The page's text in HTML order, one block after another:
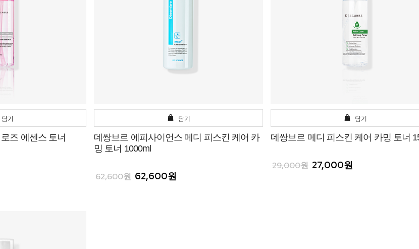
담기
즈 에센스 토너
담기
데쌍브르 에피사이언스 메디 피스킨 케어 카
밍 토너 1000ml
62,600원 62,600원
담기
데쌍브르 메디 피스킨 케어 카밍 토너
29,000원 27,000원